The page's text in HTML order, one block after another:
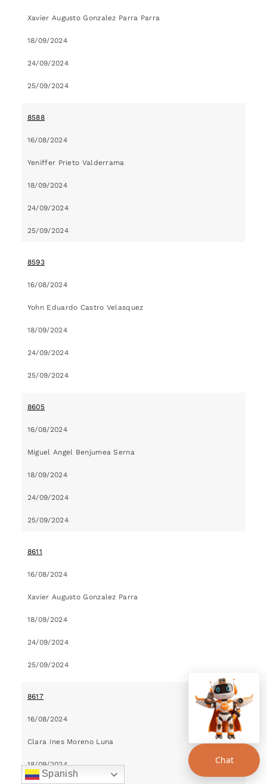
Xavier Augusto Gonzalez Parra Parra
18/09/2024
24/09/2024
25/09/2024
8588
16/08/2024
Yeniffer Prieto Valderrama
18/09/2024
24/09/2024
25/09/2024
8593
16/08/2024
Yohn Eduardo Castro Velasquez
18/09/2024
24/09/2024
25/09/2024
8605
16/08/2024
Miguel Angel Benjumea Serna
18/09/2024
24/09/2024
25/09/2024
8611
16/08/2024
Xavier Augusto Gonzalez Parra
18/09/2024
24/09/2024
25/09/2024
8617
16/08/2024
Clara Ines Moreno Luna
18/09/2024
Spanish
Chat